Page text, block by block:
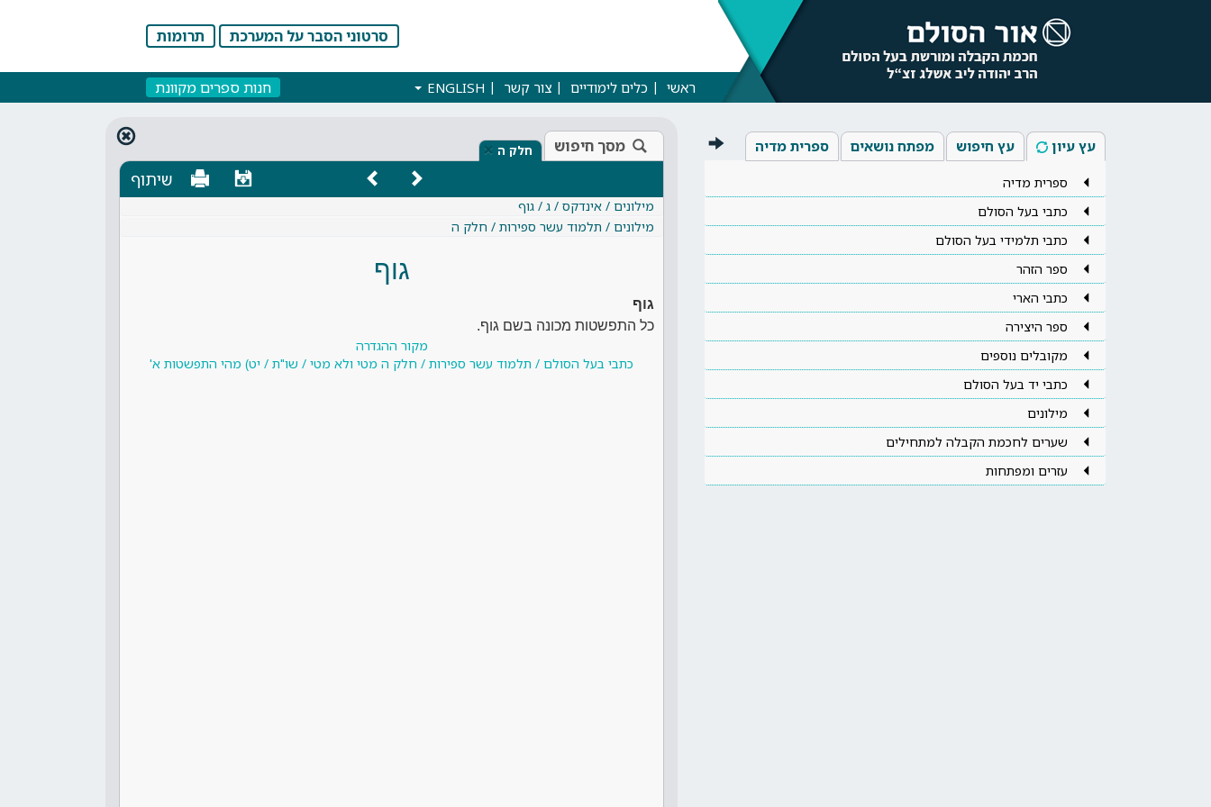
סרטוני הסבר על המערכת תרומות
ראשי כלים לימודיים צור קשר ENGLISH חנות ספרים מקוונת
עץ עיון עץ חיפוש מפתח נושאים ספרית מדיה
ספרית מדיה
כתבי בעל הסולם
כתבי תלמידי בעל הסולם
ספר הזהר
כתבי הארי
ספר היצירה
מקובלים נוספים
כתבי יד בעל הסולם
מילונים
שערים לחכמת הקבלה למתחילים
עזרים ומפתחות
מסך חיפוש חלק ה ×
שיתוף
מילונים / אינדקס / ג / גוף
מילונים / תלמוד עשר ספירות / חלק ה
גוף
גוף
כל התפשטות מכונה בשם גוף.
מקור ההגדרה
כתבי בעל הסולם / תלמוד עשר ספירות / חלק ה מטי ולא מטי / שו"ת / יט) מהי התפשטות א'